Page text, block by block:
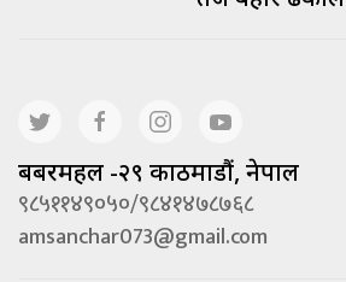
बबरमहल -२९ काठमाडौं, नेपाल
९८५११४९०५०/९८४१४७८७६८
amsanchar073@gmail.com